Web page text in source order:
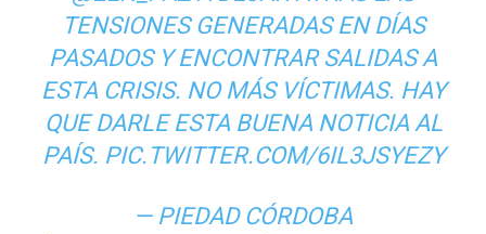
TENSIONES GENERADAS EN DÍAS
PASADOS Y ENCONTRAR SALIDAS A
ESTA CRISIS. NO MÁS VÍCTIMAS. HAY
QUE DARLE ESTA BUENA NOTICIA AL
PAÍS. PIC.TWITTER.COM/6IL3JSYEZY
— PIEDAD CÓRDOBA